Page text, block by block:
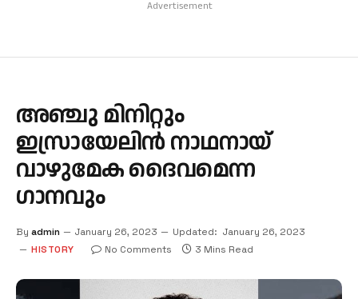
Advertisement
അഞ്ചു മിനിറ്റും
ഇസ്രായേലിന്‍ നാഥനായ്
വാഴുമേക ദൈവമെന്ന
ഗാനവും
By admin January 26, 2023 Updated: January 26, 2023
HISTORY
No Comments 3 Mins Read